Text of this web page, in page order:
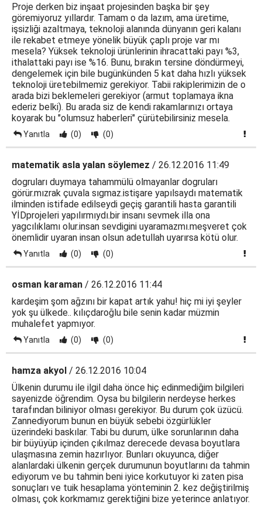
Proje derken biz inşaat projesinden başka bir şey
göremiyoruz yıllardır. Tamam o da lazım, ama üretime,
işsizliği azaltmaya, teknoloji alanında dünyanın geri kalanı
ile rekabet etmeye yönelik büyük çaplı proje var mı
mesela? Yüksek teknoloji ürünlerinin ihracattaki payı %3,
ithalattaki payı ise %16. Bunu, bırakın tersine döndürmeyi,
dengelemek için bile bugünkünden 5 kat daha hızlı yüksek
teknoloji üretebilmemiz gerekiyor. Tabii rakiplerimizin de o
arada bizi beklemeleri gerekiyor (armut toplamaya ikna
ederiz belki). Bu arada siz de kendi rakamlarınızı ortaya
koyarak bu "olumsuz haberleri" çürütebilirsiniz mesela.
Yanıtla (0) (0)
matematik asla yalan söylemez / 26.12.2016 11:49
dogruları duymaya tahammülü olmayanlar dogruları
görür.mızrak çuvala sıgmaz.istişare yapılsaydı matematik
ilminden istifade edilseydi geçiş garantili hasta garantili
YİDprojeleri yapılırmıydı.bir insanı sevmek illa ona
yagcılıklamı olur.insan sevdigini uyaramazmı.meşveret çok
önemlidir uyaran insan olsun adetullah uyarırsa kötü olur.
Yanıtla (0) (0)
osman karaman / 26.12.2016 11:44
kardeşim şom ağzını bir kapat artık yahu! hiç mi iyi şeyler
yok şu ülkede.. kılıçdaroğlu bile senin kadar müzmin
muhalefet yapmıyor.
Yanıtla (0) (0)
hamza akyol / 26.12.2016 10:04
Ülkenin durumu ile ilgil daha önce hiç edinmediğim bilgileri
sayenizde öğrendim. Oysa bu bilgilerin nerdeyse herkes
tarafından biliniyor olması gerekiyor. Bu durum çok üzücü.
Zannediyorum bunun en büyük sebebi özgürlükler
üzerindeki baskılar. Tabi bu durum, ülke sorunlarının daha
bir büyüyüp içinden çıkılmaz derecede devasa boyutlara
ulaşmasına zemin hazırlıyor. Bunları okuyunca, diğer
alanlardaki ülkenin gerçek durumunun boyutlarını da tahmin
ediyorum ve bu tahmin beni iyice korkutuyor ki zaten pisa
sonuçları ve tuik hesaplama yönteminin 2. kez değiştirilmiş
olması, çok korkmamız gerektiğini bize yeterince anlatıyor.